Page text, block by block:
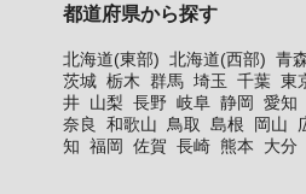
都道府県から探す
北海道(東部) 北海道(西部) 青
茨城 栃木 群馬 埼玉 千葉 東
井 山梨 長野 岐阜 静岡 愛知
奈良
和歌山 鳥取 島根 岡山
知 福岡 佐賀 長崎 熊本 大分